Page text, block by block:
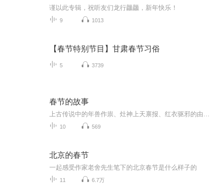
谨以此专辑，祝听友们龙行龘龘，新年快乐！
9 1013
【春节特别节目】甘肃春节习俗
5 3739
春节的故事
10 569
北京的春节
一起感受作家老舍先生笔下的北京春节是什么样子的
11 6.7万